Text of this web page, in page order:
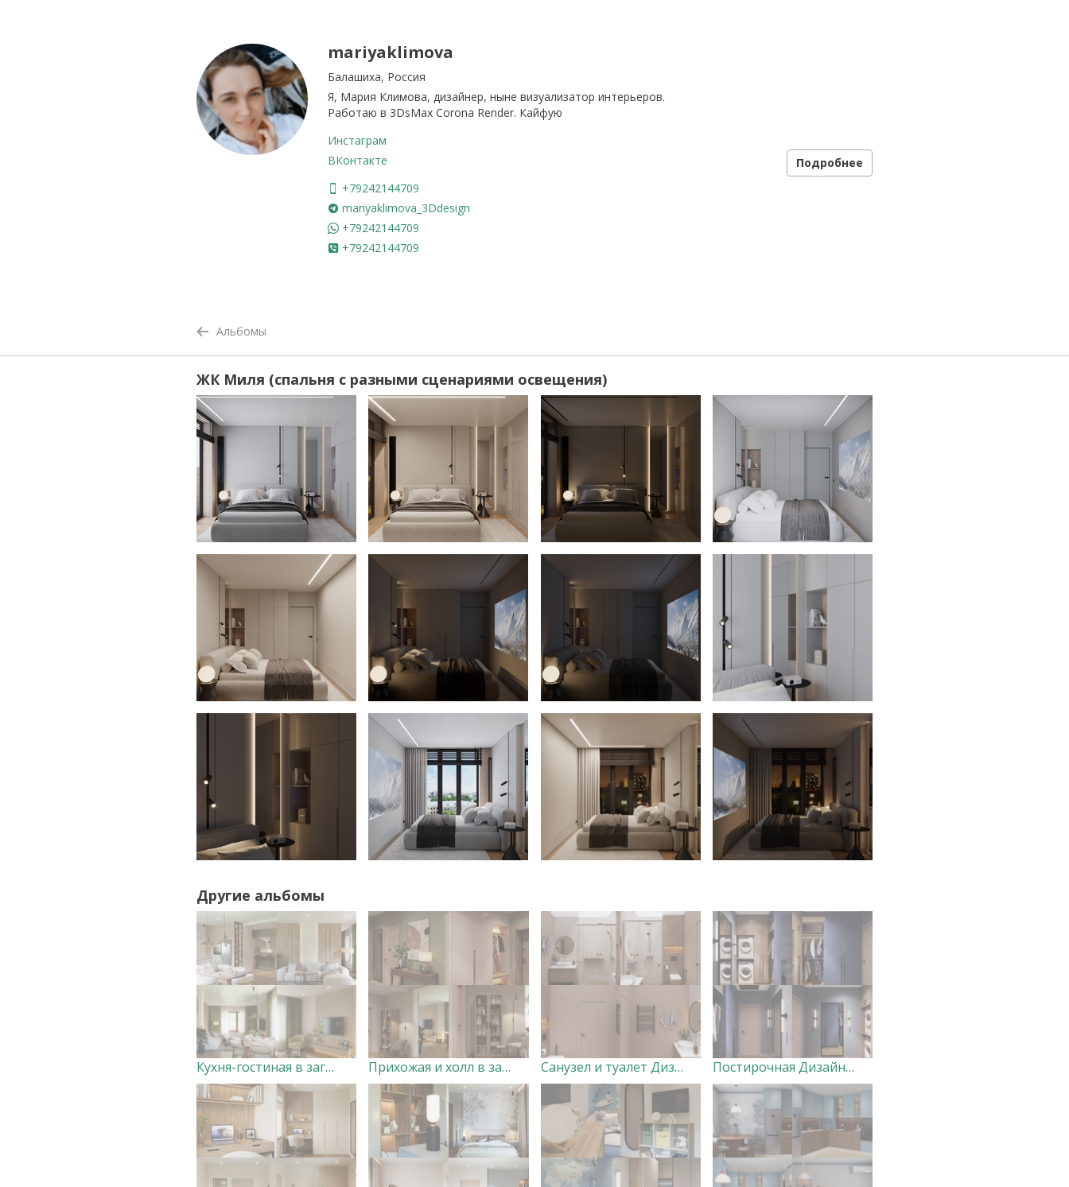
mariyaklimova
Балашиха, Россия
Я, Мария Климова, дизайнер, ныне визуализатор интерьеров.
Работаю в 3DsMax Corona Render. Кайфую
Инстаграм
ВКонтакте
+79242144709
mariyaklimova_3Ddesign
+79242144709
+79242144709
Подробнее
Альбомы
ЖК Миля (спальня с разными сценариями освещения)
Другие альбомы
Кухня-гостиная в загородном доме Дизайнер Анна Скорнякова Прихожая и холл в загородном доме Дизайнер Анна Скорнякова Санузел и туалет Дизайнер Анна Скорнякова Постирочная Дизайнер Анна Скорнякова